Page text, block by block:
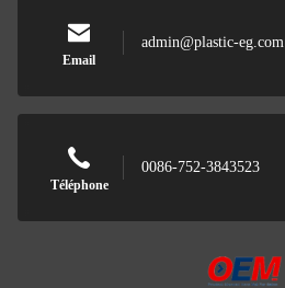
Email
admin@plastic-eg.com
Téléphone
0086-752-3843523